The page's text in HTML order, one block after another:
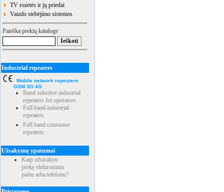
TV rozetės ir jų priedai
Vaizdo stebėjimo sistemos
Paieška prekių kataloge
Industrial repeaters
Mobile network repeaters
GSM 3G 4G
Band selective industrial
repeaters for operators
Full band industrial
repeaters
Full band consumer
repeaters
Užsakymų ypatumai
Kaip užsisakyti
prekę elektroniniu
paštu arba telefonu?